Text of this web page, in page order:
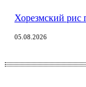
Хорезмский рис
05.08.2026